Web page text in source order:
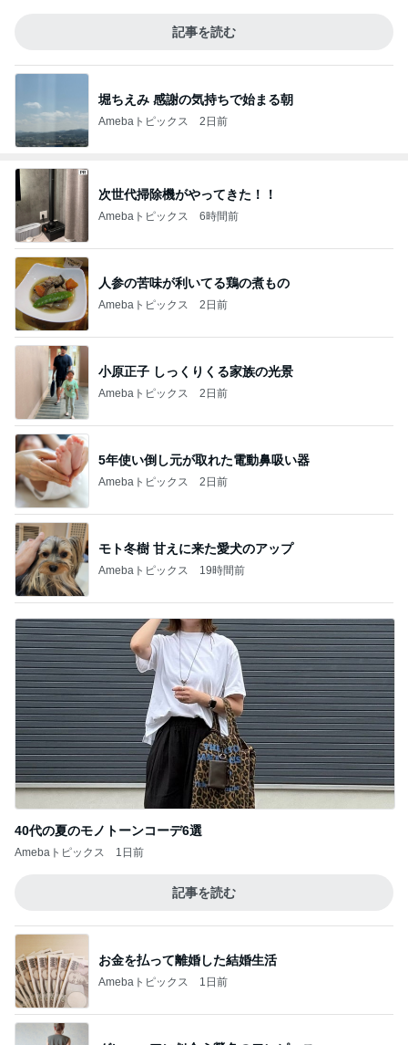
記事を読む
堀ちえみ 感謝の気持ちで始まる朝
Amebaトピックス 2日前
次世代掃除機がやってきた！！
Amebaトピックス 6時間前
人参の苦味が利いてる鶏の煮もの
Amebaトピックス 2日前
小原正子 しっくりくる家族の光景
Amebaトピックス 2日前
5年使い倒し元が取れた電動鼻吸い器
Amebaトピックス 2日前
モト冬樹 甘えに来た愛犬のアップ
Amebaトピックス 19時間前
40代の夏のモノトーンコーデ6選
Amebaトピックス 1日前
記事を読む
お金を払って離婚した結婚生活
Amebaトピックス 1日前